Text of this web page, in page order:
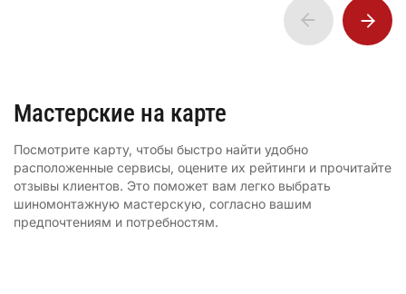
Мастерские на карте
Посмотрите карту, чтобы быстро найти удобно
расположенные сервисы, оцените их рейтинги и прочитайте
отзывы клиентов. Это поможет вам легко выбрать
шиномонтажную мастерскую, согласно вашим
предпочтениям и потребностям.